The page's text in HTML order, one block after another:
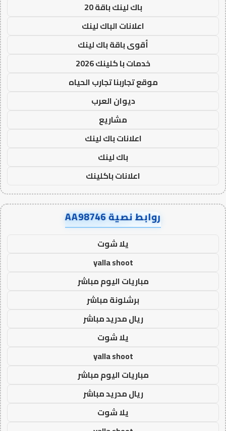
باك لينك باقة 20
اعلانات الباك لينك
أقوى باقة باك لينك
خدمات با كلينك 2026
موقع تجاربنا تجارب الحياه
ديوان العرب
مشاريع
اعلانات باك لينك
باك لينك
اعلانات باكلينك
روابط نصية AA98746
يلا شوت
yalla shoot
مباريات اليوم مباشر
برشلونة مباشر
ريال مدريد مباشر
يلا شوت
yalla shoot
مباريات اليوم مباشر
ريال مدريد مباشر
يلا شوت